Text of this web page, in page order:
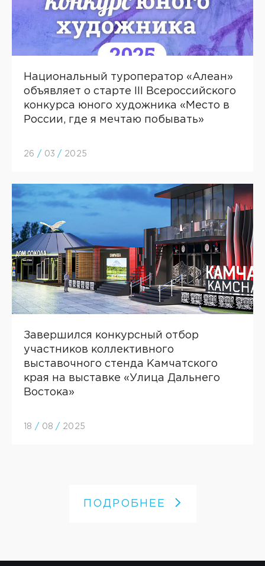
Национальный туроператор «Алеан»
объявляет о старте III Всероссийского
конкурса юного художника «Место в
России, где я мечтаю побывать»
26 / 03 / 2025
Завершился конкурсный отбор
участников коллективного
выставочного стенда Камчатского
края на выставке «Улица Дальнего
Востока»
18 / 08 / 2025
ПОДРОБНЕЕ